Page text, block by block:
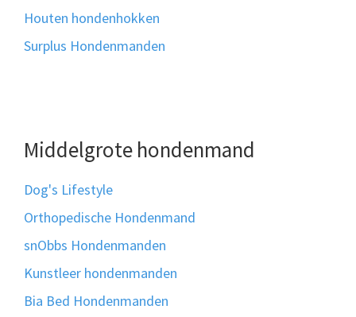
Houten hondenhokken
Surplus Hondenmanden
Middelgrote hondenmand
Dog's Lifestyle
Orthopedische Hondenmand
snObbs Hondenmanden
Kunstleer hondenmanden
Bia Bed Hondenmanden